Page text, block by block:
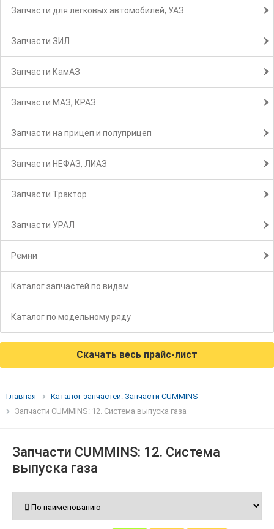
Запчасти для легковых автомобилей, УАЗ
Запчасти ЗИЛ
Запчасти КамАЗ
Запчасти МАЗ, КРАЗ
Запчасти на прицеп и полуприцеп
Запчасти НЕФАЗ, ЛИАЗ
Запчасти Трактор
Запчасти УРАЛ
Ремни
Каталог запчастей по видам
Каталог по модельному ряду
Скачать весь прайс-лист
Главная
Каталог запчастей: Запчасти CUMMINS
Запчасти CUMMINS: 12. Система выпуска газа
Запчасти CUMMINS: 12. Система
выпуска газа